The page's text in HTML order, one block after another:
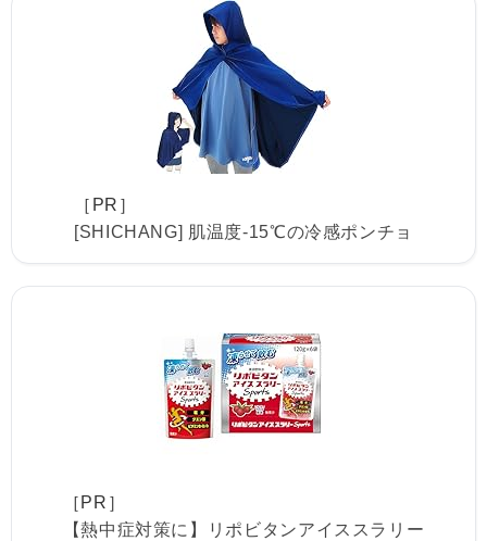
［PR］
[SHICHANG] 肌温度-15℃の冷感ポンチョ
［PR］
【熱中症対策に】リポビタンアイススラリー